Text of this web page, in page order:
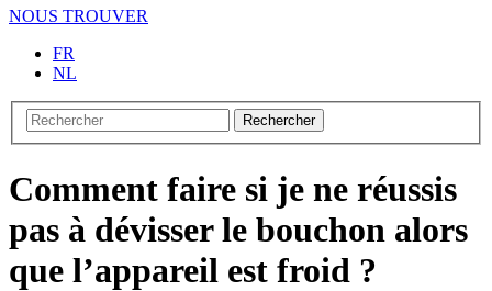
NOUS TROUVER
FR
NL
Rechercher
Comment faire si je ne réussis
pas à dévisser le bouchon alors
que l’appareil est froid ?